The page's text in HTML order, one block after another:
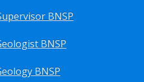
BNSP
BNSP
BNSP